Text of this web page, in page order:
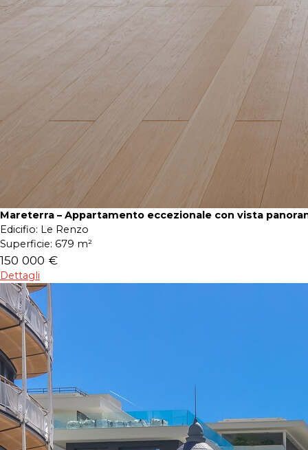
Mareterra – Appartamento eccezionale con vista
Edicifio: Le Renzo
Superficie: 679 m²
150 000 €
Dettagli